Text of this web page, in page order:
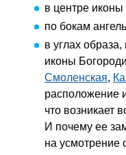
в центре
по бокам
в углах
иконы
Смоленская,
расположение
что возникает
И почему ее
на усмотрение